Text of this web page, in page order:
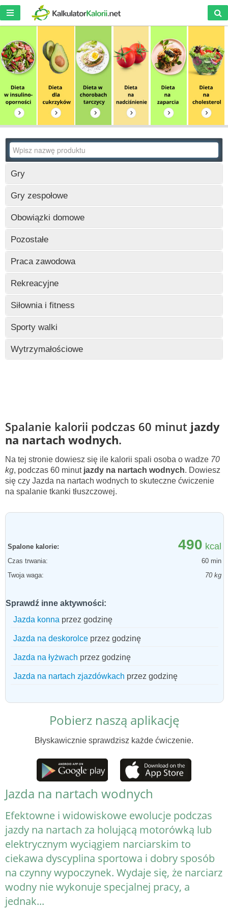
Gry
Wczytywanie
Gry zespołowe
Wczytywanie
Obowiązki domowe
Wczytywanie
Pozostałe
Praca zawodowa
Wczytywanie
Rekreacyjne
Wczytywanie
Siłownia i fitness
Wczytywanie
Sporty walki
Wczytywanie
Wytrzymałościowe
Spalanie kalorii podczas 60 minut jazdy
na nartach wodnych.
Na tej stronie dowiesz się ile kalorii spali osoba o wadze 70
kg, podczas 60 minut jazdy na nartach wodnych. Dowiesz
się czy Jazda na nartach wodnych to skuteczne ćwiczenie
na spalanie tkanki tłuszczowej.
Spalone kalorie: 490 kcal
Czas trwania:
60 min
Twoja waga:
70 kg
Sprawdź inne aktywności:
Jazda konna przez godzinę
Jazda na deskorolce przez godzinę
Jazda na łyżwach przez godzinę
Jazda na nartach zjazdówkach przez godzinę
Pobierz naszą aplikację
Błyskawicznie sprawdzisz każde ćwiczenie.
Jazda na nartach wodnych
Efektowne i widowiskowe ewolucje podczas
jazdy na nartach za holującą motorówką lub
elektrycznym wyciągiem narciarskim to
ciekawa dyscyplina sportowa i dobry sposób
na czynny wypoczynek. Wydaje się, że narciarz
wodny nie wykonuje specjalnej pracy, a
jednak...